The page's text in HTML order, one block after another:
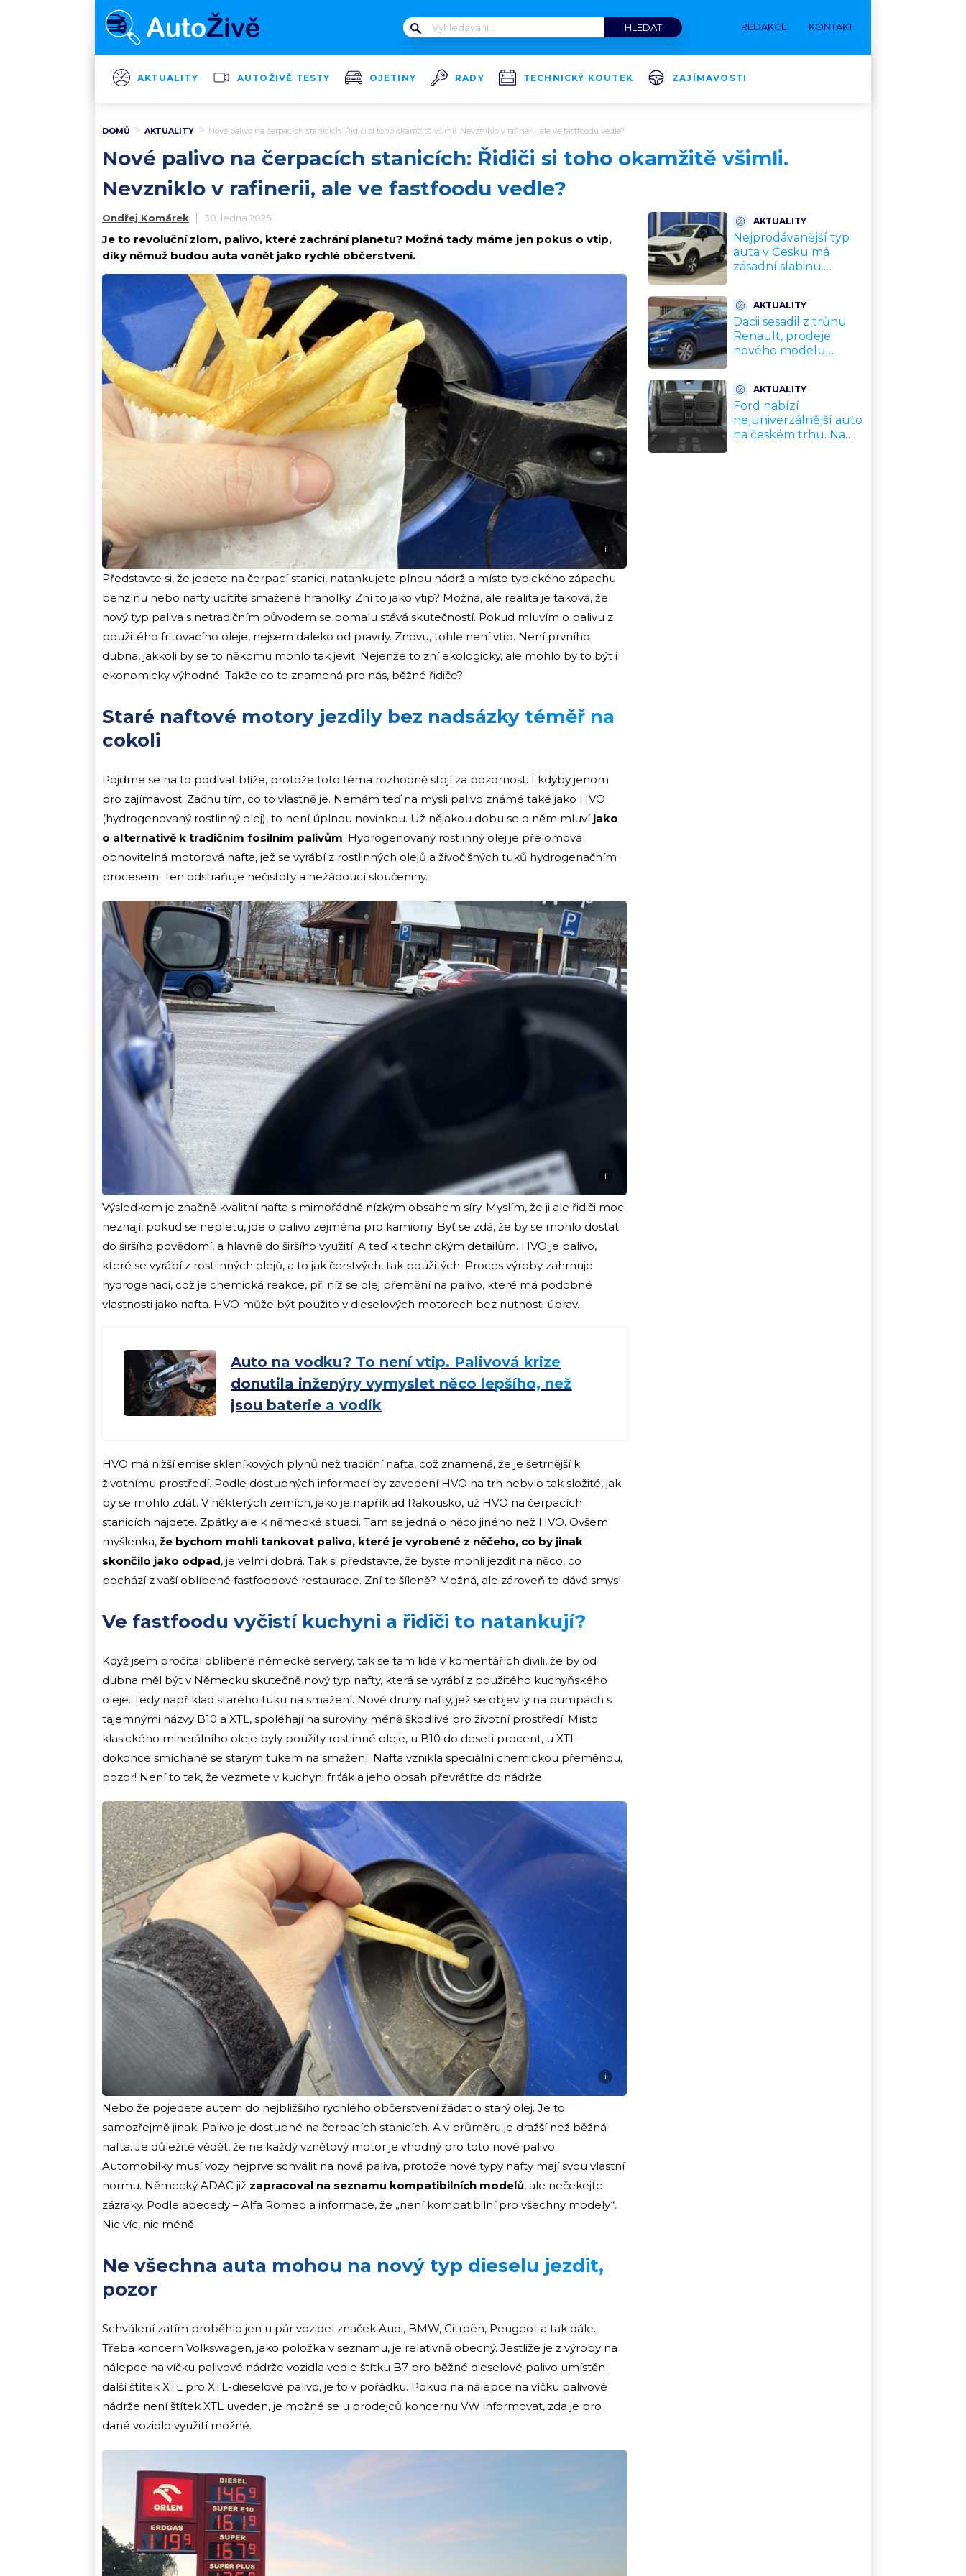
REDAKCE KONTAKT
AKTUALITY AUTOŽIVĚ TESTY OJETINY RADY TECHNICKÝ KOUTEK ZAJÍMAVOSTI
DOMŮ AKTUALITY Nové palivo na čerpacích stanicích: Řidiči si toho okamžitě všimli. Nevzniklo v rafinerii, ale ve fastfoodu vedle?
Nové palivo na čerpacích stanicích: Řidiči si toho okamžitě všimli.
Nevzniklo v rafinerii, ale ve fastfoodu vedle?
Ondřej Komárek 30. ledna 2025
Je to revoluční zlom, palivo, které zachrání planetu? Možná tady máme jen pokus o vtip,
díky němuž budou auta vonět jako rychlé občerstvení.
i
Představte si, že jedete na čerpací stanici, natankujete plnou nádrž a místo typického zápachu
benzínu nebo nafty ucítíte smažené hranolky. Zní to jako vtip? Možná, ale realita je taková, že
nový typ paliva s netradičním původem se pomalu stává skutečností. Pokud mluvím o palivu z
použitého fritovacího oleje, nejsem daleko od pravdy. Znovu, tohle není vtip. Není prvního
dubna, jakkoli by se to někomu mohlo tak jevit. Nejenže to zní ekologicky, ale mohlo by to být i
ekonomicky výhodné. Takže co to znamená pro nás, běžné řidiče?
Staré naftové motory jezdily bez nadsázky téměř na
cokoli
Pojďme se na to podívat blíže, protože toto téma rozhodně stojí za pozornost. I kdyby jenom
pro zajímavost. Začnu tím, co to vlastně je. Nemám teď na mysli palivo známé také jako HVO
(hydrogenovaný rostlinný olej), to není úplnou novinkou. Už nějakou dobu se o něm mluví jako
o alternativě k tradičním fosilním palivům. Hydrogenovaný rostlinný olej je přelomová
obnovitelná motorová nafta, jež se vyrábí z rostlinných olejů a živočišných tuků hydrogenačním
procesem. Ten odstraňuje nečistoty a nežádoucí sloučeniny.
i
Výsledkem je značně kvalitní nafta s mimořádně nízkým obsahem síry. Myslím, že ji ale řidiči moc
neznají, pokud se nepletu, jde o palivo zejména pro kamiony. Byť se zdá, že by se mohlo dostat
do širšího povědomí, a hlavně do širšího využití. A teď k technickým detailům. HVO je palivo,
které se vyrábí z rostlinných olejů, a to jak čerstvých, tak použitých. Proces výroby zahrnuje
hydrogenaci, což je chemická reakce, při níž se olej přemění na palivo, které má podobné
vlastnosti jako nafta. HVO může být použito v dieselových motorech bez nutnosti úprav.
Auto na vodku? To není vtip. Palivová krize
donutila inženýry vymyslet něco lepšího, než
jsou baterie a vodík
HVO má nižší emise skleníkových plynů než tradiční nafta, což znamená, že je šetrnější k
životnímu prostředí. Podle dostupných informací by zavedení HVO na trh nebylo tak složité, jak
by se mohlo zdát. V některých zemích, jako je například Rakousko, už HVO na čerpacích
stanicích najdete. Zpátky ale k německé situaci. Tam se jedná o něco jiného než HVO. Ovšem
myšlenka, že bychom mohli tankovat palivo, které je vyrobené z něčeho, co by jinak
skončilo jako odpad, je velmi dobrá. Tak si představte, že byste mohli jezdit na něco, co
pochází z vaší oblíbené fastfoodové restaurace. Zní to šíleně? Možná, ale zároveň to dává smysl.
Ve fastfoodu vyčistí kuchyni a řidiči to natankují?
Když jsem pročítal oblíbené německé servery, tak se tam lidé v komentářích divili, že by od
dubna měl být v Německu skutečně nový typ nafty, která se vyrábí z použitého kuchyňského
oleje. Tedy například starého tuku na smažení. Nové druhy nafty, jež se objevily na pumpách s
tajemnými názvy B10 a XTL, spoléhají na suroviny méně škodlivé pro životní prostředí. Místo
klasického minerálního oleje byly použity rostlinné oleje, u B10 do deseti procent, u XTL
dokonce smíchané se starým tukem na smažení. Nafta vznikla speciální chemickou přeměnou,
pozor! Není to tak, že vezmete v kuchyni friťák a jeho obsah převrátíte do nádrže.
i
Nebo že pojedete autem do nejbližšího rychlého občerstvení žádat o starý olej. Je to
samozřejmě jinak. Palivo je dostupné na čerpacích stanicích. A v průměru je dražší než běžná
nafta. Je důležité vědět, že ne každý vznětový motor je vhodný pro toto nové palivo.
Automobilky musí vozy nejprve schválit na nová paliva, protože nové typy nafty mají svou vlastní
normu. Německý ADAC již zapracoval na seznamu kompatibilních modelů, ale nečekejte
zázraky. Podle abecedy – Alfa Romeo a informace, že „není kompatibilní pro všechny modely“.
Nic víc, nic méně.
Ne všechna auta mohou na nový typ dieselu jezdit,
pozor
Schválení zatím proběhlo jen u pár vozidel značek Audi, BMW, Citroën, Peugeot a tak dále.
Třeba koncern Volkswagen, jako položka v seznamu, je relativně obecný. Jestliže je z výroby na
nálepce na víčku palivové nádrže vozidla vedle štítku B7 pro běžné dieselové palivo umístěn
další štítek XTL pro XTL-dieselové palivo, je to v pořádku. Pokud na nálepce na víčku palivové
nádrže není štítek XTL uveden, je možné se u prodejců koncernu VW informovat, zda je pro
dané vozidlo využití možné.
AKTUALITY
Nejprodávanější typ
auta v Česku má
zásadní slabinu.
být nejsilnější
AKTUALITY
Dacii sesadil z trůnu
Renault, prodeje
nového modelu
jedou svojí pohádku
AKTUALITY
Ford nabízí
nejuniverzálnější auto
na českém trhu. Na